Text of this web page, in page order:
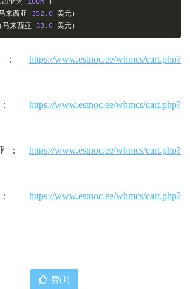
西亚为 100M
）
来西亚 352.8 美元）
马来西亚 33.6 美元）
： https://www.estnoc.ee/whmcs/cart.php?
： https://www.estnoc.ee/whmcs/cart.php?
： https://www.estnoc.ee/whmcs/cart.php?
： https://www.estnoc.ee/whmcs/cart.php?
赞(1)